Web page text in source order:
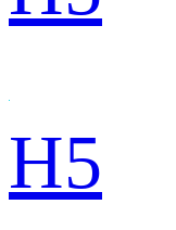
H5